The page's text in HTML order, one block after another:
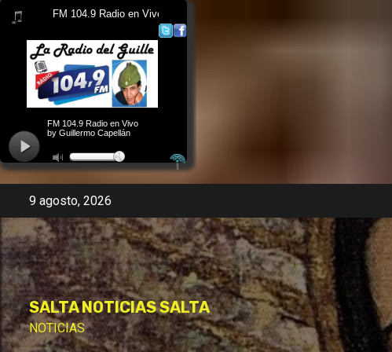
content
9 agosto, 2026
SALTA NOTICIAS SALTA
NOTICIAS